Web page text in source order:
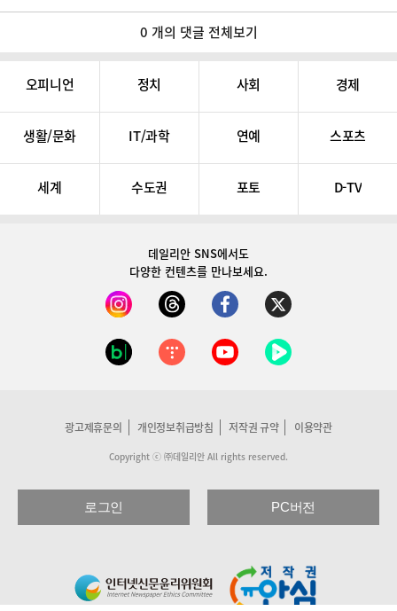
0 개의 댓글 전체보기
오피니언 정치 사회 경제
생활/문화 IT/과학 연예 스포츠
세계 수도권 포토 D-TV
데일리안 SNS에서도
다양한 컨텐츠를 만나보세요.
광고제휴문의 개인정보취급방침 저작권 규약 이용약관
Copyright ⓒ ㈜데일리안 All rights reserved.
로그인 PC버전